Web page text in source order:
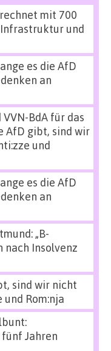
mit 700
und
es die AfD
an
VVN-BdA für das
AfD gibt, sind wir
und
es die AfD
an
„B-
nach Insolvenz
sind wir nicht
und Rom:nja
Jahren